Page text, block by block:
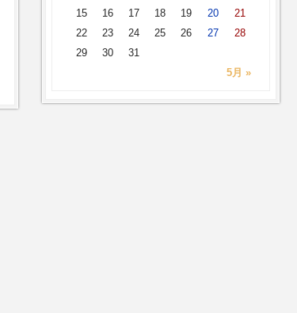
5月 »
15
16 17 18 19 20
21
22
23 24 25 26 27
28
29
30 31